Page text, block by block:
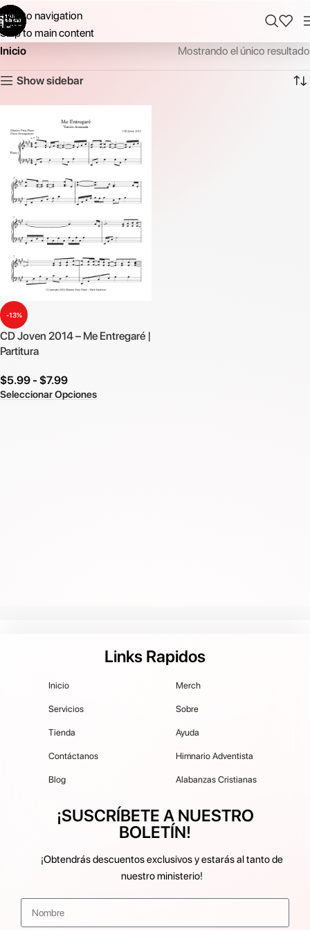
Skip to navigation
Skip to main content
Inicio
Mostrando el único resultado
Show sidebar
-13%
CD Joven 2014 – Me Entregaré |
Partitura
$5.99 - $7.99
Seleccionar Opciones
Links Rapidos
Inicio
Servicios
Tienda
Contáctanos
Blog
Merch
Sobre
Ayuda
Himnario Adventista
Alabanzas Cristianas
¡SUSCRÍBETE A NUESTRO
BOLETÍN!
¡Obtendrás descuentos exclusivos y estarás al tanto de
nuestro ministerio!